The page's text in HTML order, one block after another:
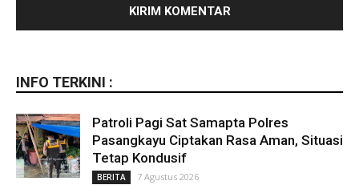
INFO TERKINI :
Patroli Pagi Sat Samapta Polres
Pasangkayu Ciptakan Rasa Aman, Situasi
Tetap Kondusif
BERITA 7 Agustus 2026